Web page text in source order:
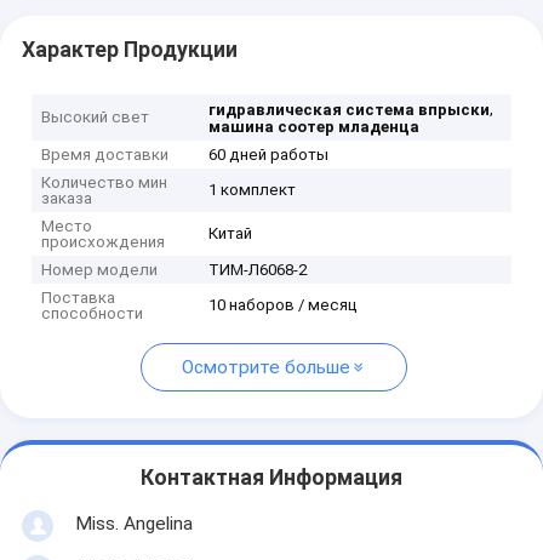
Характер Продукции
Высокий свет гидравлическая система впрыски,
машина соотер младенца
Время доставки
60 дней работы
Количество мин
заказа
1 комплект
Место
происхождения
Китай
Номер модели
ТИМ-Л6068-2
Поставка
способности
10 наборов / месяц
Осмотрите больше
Контактная Информация
Miss. Angelina